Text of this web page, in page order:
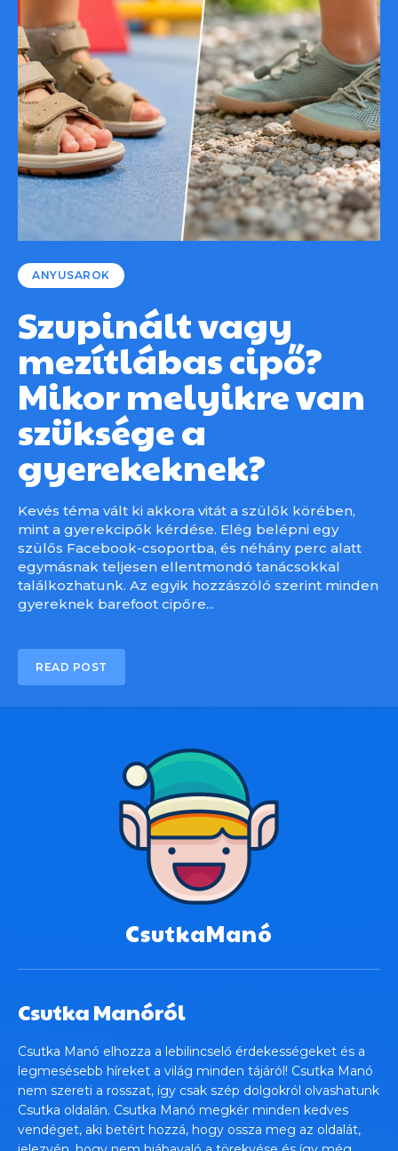
ANYUSAROK
Szupinált vagy
mezítlábas cipő?
Mikor melyikre van
szüksége a
gyerekeknek?
Kevés téma vált ki akkora vitát a szülők körében,
mint a gyerekcipők kérdése. Elég belépni egy
szülős Facebook-csoportba, és néhány perc alatt
egymásnak teljesen ellentmondó tanácsokkal
találkozhatunk. Az egyik hozzászóló szerint minden
gyereknek barefoot cipőre...
READ POST
CsutkaManó
Csutka Manóról
Csutka Manó elhozza a lebilincselő érdekességeket és a
legmesésebb híreket a világ minden tájáról! Csutka Manó
nem szereti a rosszat, így csak szép dolgokról olvashatunk
Csutka oldalán. Csutka Manó megkér minden kedves
vendéget, aki betért hozzá, hogy ossza meg az oldalát,